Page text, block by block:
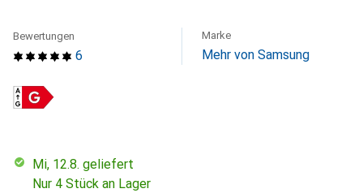
6
Bewertungen Marke
Mehr von Samsung
Mi, 12.8. geliefert
Nur 4 Stück an Lager